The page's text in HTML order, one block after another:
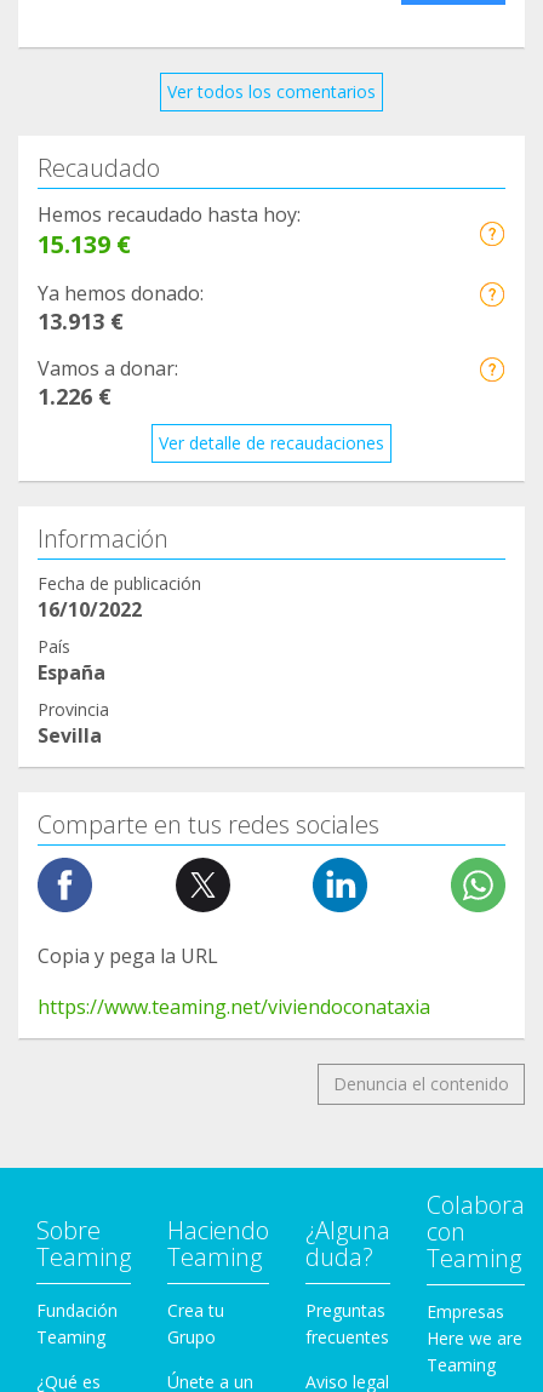
Ver todos los comentarios
Recaudado
Hemos recaudado hasta hoy:
15.139 €
Ya hemos donado:
13.913 €
Vamos a donar:
1.226 €
Ver detalle de recaudaciones
Información
Fecha de publicación
16/10/2022
País
España
Provincia
Sevilla
Comparte en tus redes sociales
Copia y pega la URL
https://www.teaming.net/viviendoconataxia
Denuncia el contenido
Sobre
Teaming
Fundación
Teaming
¿Qué es
Haciendo
Teaming
Crea tu
Grupo
Únete a un
¿Alguna
duda?
Preguntas
frecuentes
Aviso legal
Colabora
con
Teaming
Empresas
Here we are
Teaming